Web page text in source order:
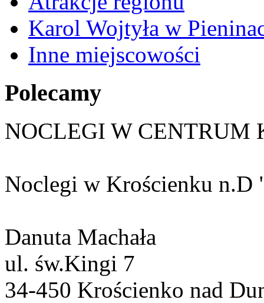
Karol Wojtyła w
Inne miejscowości
Polecamy
NOCLEGI W CENTRUM
Noclegi w Krościenku n.D
Danuta Machała
ul. św.Kingi 7
34-450 Krościenko nad